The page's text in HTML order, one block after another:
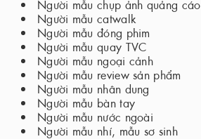
Người mẫu chụp ảnh quảng cáo
Người mẫu catwalk
Người mẫu đóng phim
Người mẫu quay TVC
Người mẫu ngoại cảnh
Người mẫu review sản phẩm
Người mẫu nhân dung
Người mẫu bàn tay
Người mẫu nước ngoài
Người mẫu nhí, mẫu sơ sinh